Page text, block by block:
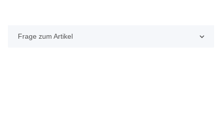
Frage zum Artikel